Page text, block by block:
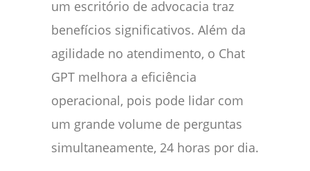
um escritório de advocacia traz
benefícios significativos. Além da
agilidade no atendimento, o Chat
GPT melhora a eficiência
operacional, pois pode lidar com
um grande volume de perguntas
simultaneamente, 24 horas por dia.